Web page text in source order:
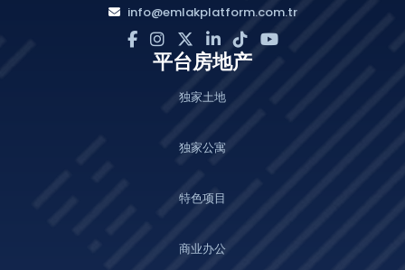
info@emlakplatform.com.tr
平台房地产
独家土地
独家公寓
特色项目
商业办公